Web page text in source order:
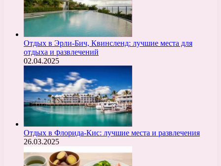
Отдых в Эрли-Бич, Квинсленд: лучшие места для
отдыха и развлечений
02.04.2025
Отдых в Флорида-Кис: лучшие места и развлечения
26.03.2025